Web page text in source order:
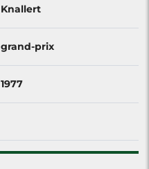
Knallert
grand-prix
1977